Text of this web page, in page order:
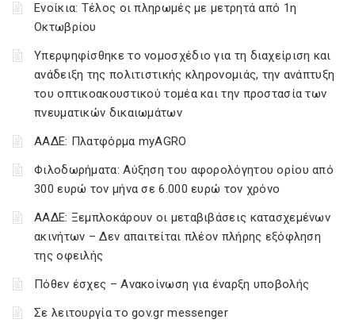
Ενοίκια: Τέλος οι πληρωμές με μετρητά από 1η
Οκτωβρίου
Υπερψηφίσθηκε το νομοσχέδιο για τη διαχείριση και
ανάδειξη της πολιτιστικής κληρονομιάς, την ανάπτυξη
του οπτικοακουστικού τομέα και την προστασία των
πνευματικών δικαιωμάτων
ΑΑΔΕ: Πλατφόρμα myAGRO
Φιλοδωρήματα: Αύξηση του αφορολόγητου ορίου από
300 ευρώ τον μήνα σε 6.000 ευρώ τον χρόνο
ΑΑΔΕ: Ξεμπλοκάρουν οι μεταβιβάσεις κατασχεμένων
ακινήτων – Δεν απαιτείται πλέον πλήρης εξόφληση
της οφειλής
Πόθεν έσχες – Ανακοίνωση για έναρξη υποβολής
Σε λειτουργία το gov.gr messenger